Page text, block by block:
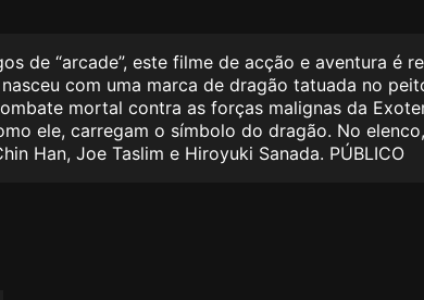
de “arcade”, este filme de acção e aventura é
com uma marca de dragão tatuada no
mortal contra as forças malignas da
ele, carregam o símbolo do dragão. No
Han, Joe Taslim e Hiroyuki Sanada. PÚBLICO